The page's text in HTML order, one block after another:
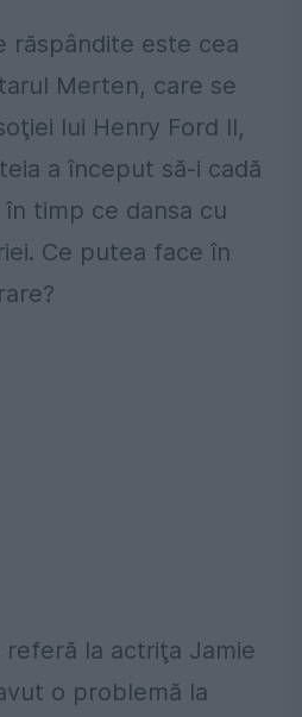
răspândite este cea
Merten, care se
lui Henry Ford II,
a început să-i cadă
timp ce dansa cu
Ce putea face în
la actriţa Jamie
o problemă la